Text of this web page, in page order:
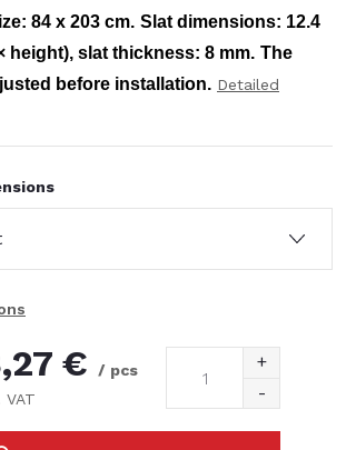
84 x 203 cm. Slat dimensions: 12.4
height), slat thickness: 8 mm. The
before installation. Detailed
€
/ pcs
VAT